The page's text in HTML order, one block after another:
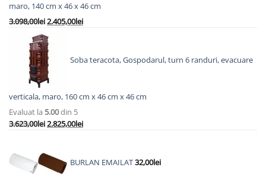
maro, 140 cm x 46 x 46 cm
3.098,00leiPrețul
a
fost:
3.098,00lei.
2.405,00leiPrețul
2.405,00lei.
Soba teracota, Gospodarul, turn 6 randuri, evacuare
verticala, maro, 160 cm x 46 cm x 46 cm
Evaluat la 5.00din 5
3.623,00leiPrețul
fost:
3.623,00lei.
2.825,00leiPrețul
2.825,00lei.
BURLAN EMAILAT32,00lei